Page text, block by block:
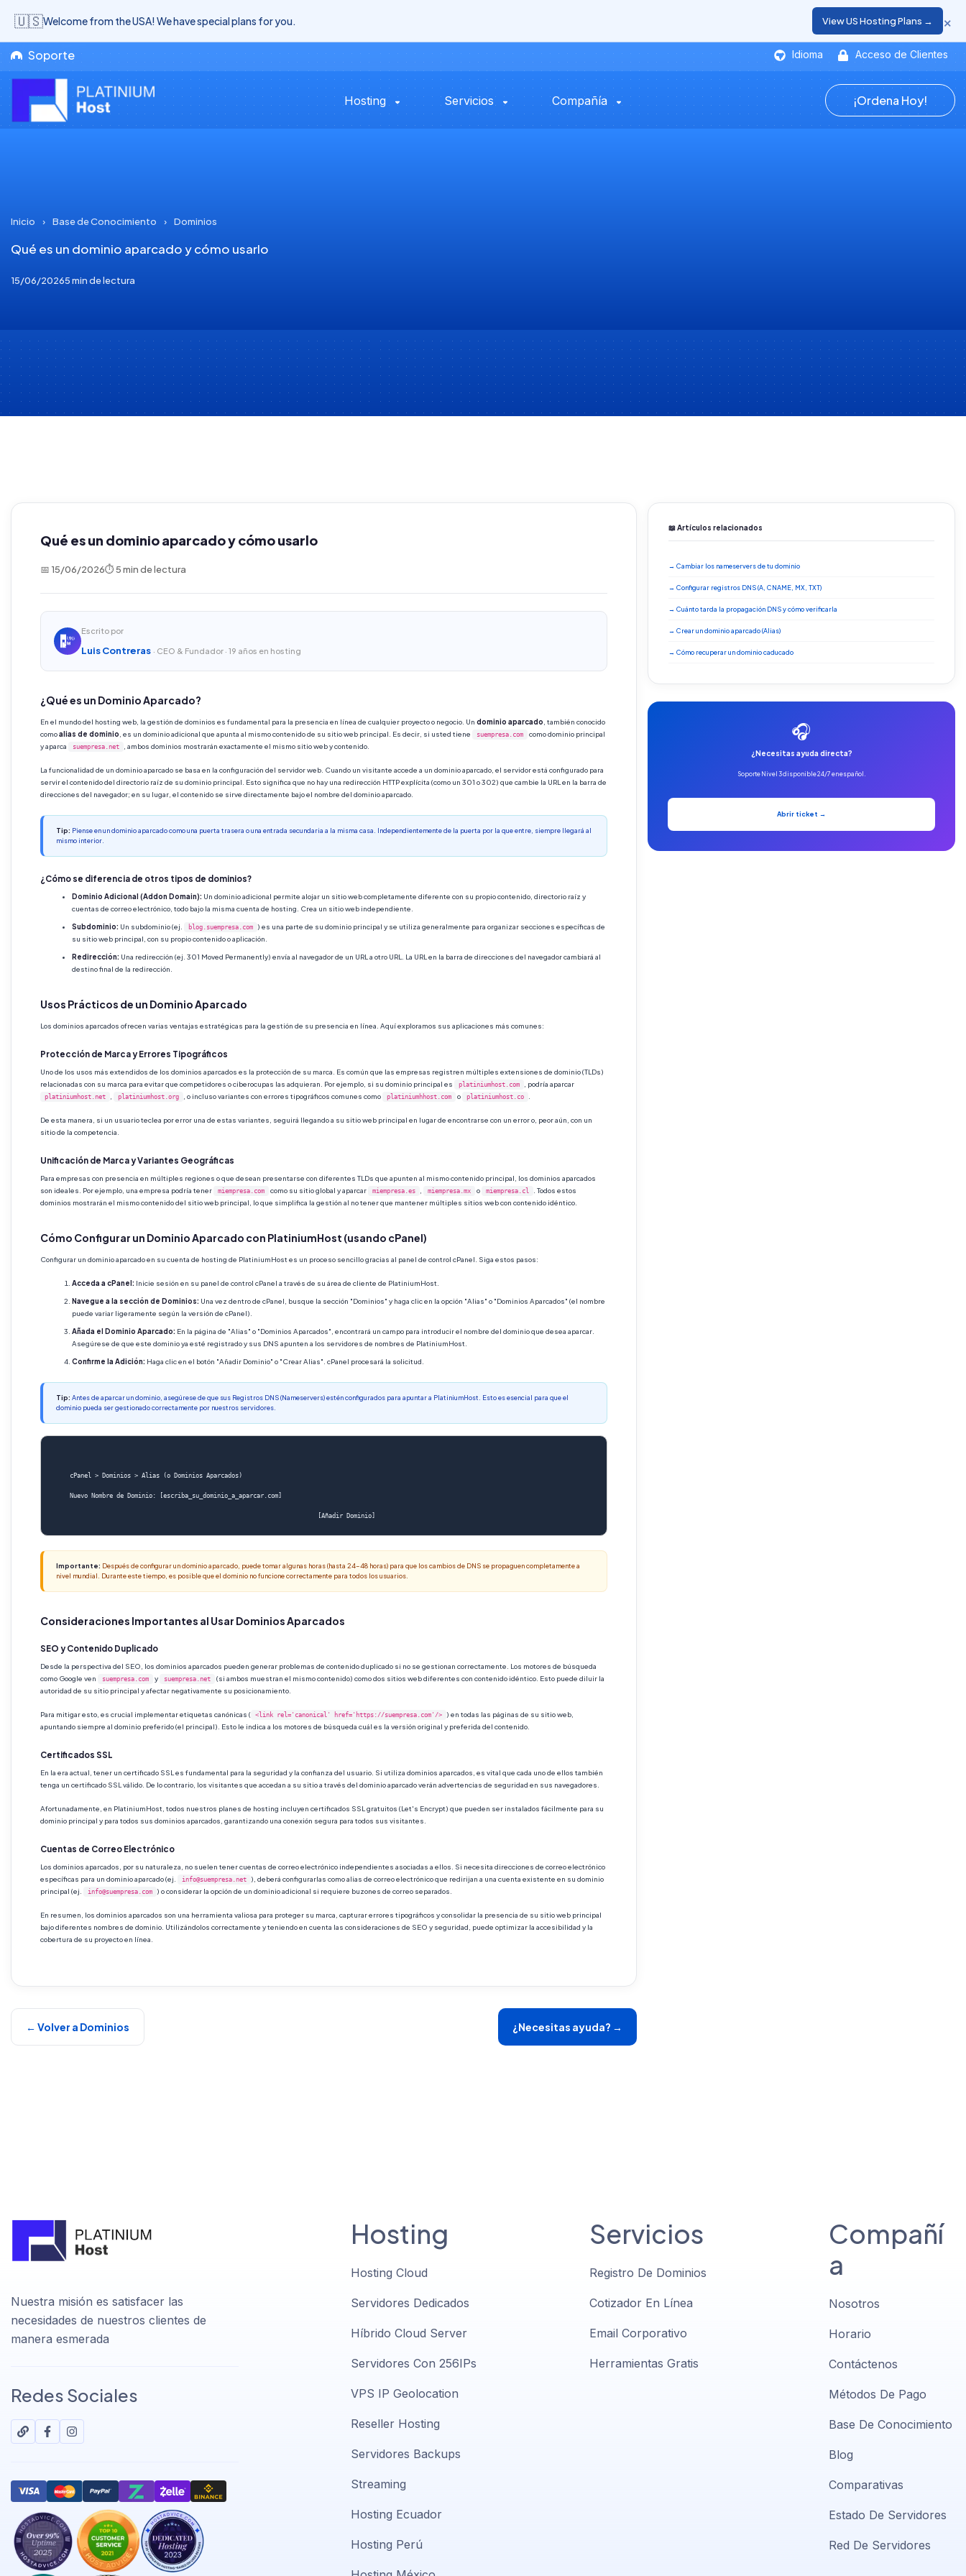
Soporte Idioma Acceso de Clientes
Hosting Servicios Compañía ¡Ordena Hoy!
🇺🇸Welcome from the USA! We have special plans for you. View US Hosting Plans → ×
Inicio › Base de Conocimiento › Dominios
Qué es un dominio aparcado y cómo usarlo
15/06/20265 min de lectura
Qué es un dominio aparcado y cómo usarlo
📅 15/06/2026⏱ 5 min de lectura
Escrito por
Luis Contreras · CEO & Fundador · 19 años en hosting
¿Qué es un Dominio Aparcado?
En el mundo del hosting web, la gestión de dominios es fundamental para la presencia en línea de cualquier proyecto o negocio. Un dominio aparcado , también conocido
comoalias de dominio , es un dominio adicional que apunta al mismo contenido de su sitio web principal. Es decir, si usted tiene suempresa.com
como dominio principal
y aparca
suempresa.net , ambos dominios mostrarán exactamente el mismo sitio web y contenido.
La funcionalidad de un dominio aparcado se basa en la configuración del servidor web. Cuando un visitante accede a un dominio aparcado, el servidor está configurado para
servir el contenido del directorio raíz de su dominio principal. Esto significa que no hay una redirección HTTP explícita (como un 301 o 302) que cambie la URL en la barra de
direcciones del navegador; en su lugar, el contenido se sirve directamente bajo el nombre del dominio aparcado.
Tip: Piense en un dominio aparcado como una puerta trasera o una entrada secundaria a la misma casa. Independientemente de la puerta por la que entre, siempre llegará al
mismo interior.
¿Cómo se diferencia de otros tipos de dominios?
Dominio Adicional (Addon Domain): Un dominio adicional permite alojar un sitio web completamente diferente con su propio contenido, directorio raíz y
cuentas de correo electrónico, todo bajo la misma cuenta de hosting. Crea un sitio web independiente.
Subdominio: Un subdominio (ej. blog.suempresa.com
) es una parte de su dominio principal y se utiliza generalmente para organizar secciones específicas de
su sitio web principal, con su propio contenido o aplicación.
Redirección: Una redirección (ej. 301 Moved Permanently) envía al navegador de un URL a otro URL. La URL en la barra de direcciones del navegador cambiará al
destino final de la redirección.
Usos Prácticos de un Dominio Aparcado
Los dominios aparcados ofrecen varias ventajas estratégicas para la gestión de su presencia en línea. Aquí exploramos sus aplicaciones más comunes:
Protección de Marca y Errores Tipográficos
Uno de los usos más extendidos de los dominios aparcados es la protección de su marca. Es común que las empresas registren múltiples extensiones de dominio (TLDs)
relacionadas con su marca para evitar que competidores o ciberocupas las adquieran. Por ejemplo, si su dominio principal es
platiniumhost.com , podría aparcar
platiniumhost.net platiniumhost.org , o incluso variantes con errores tipográficos comunes como platiniumhhost.com o platiniumhost.co
De esta manera, si un usuario teclea por error una de estas variantes, seguirá llegando a su sitio web principal en lugar de encontrarse con un error o, peor aún, con un
sitio de la competencia.
Unificación de Marca y Variantes Geográficas
Para empresas con presencia en múltiples regiones o que desean presentarse con diferentes TLDs que apunten al mismo contenido principal, los dominios aparcados
son ideales. Por ejemplo, una empresa podría tener
miempresa.com como su sitio global y aparcar miempresa.es miempresa.mx o miempresa.cl
. Todos estos
dominios mostrarán el mismo contenido del sitio web principal, lo que simplifica la gestión al no tener que mantener múltiples sitios web con contenido idéntico.
Cómo Configurar un Dominio Aparcado con PlatiniumHost (usando cPanel)
Configurar un dominio aparcado en su cuenta de hosting de PlatiniumHost es un proceso sencillo gracias al panel de control cPanel. Siga estos pasos:
Acceda a cPanel: Inicie sesión en su panel de control cPanel a través de su área de cliente de PlatiniumHost.
Navegue a la sección de Dominios: Una vez dentro de cPanel, busque la sección "Dominios" y haga clic en la opción "Alias" o "Dominios Aparcados" (el nombre
puede variar ligeramente según la versión de cPanel).
Añada el Dominio Aparcado: En la página de "Alias" o "Dominios Aparcados", encontrará un campo para introducir el nombre del dominio que desea aparcar.
Asegúrese de que este dominio ya esté registrado y sus DNS apunten a los servidores de nombres de PlatiniumHost.
Confirme la Adición: Haga clic en el botón "Añadir Dominio" o "Crear Alias". cPanel procesará la solicitud.
Tip: Antes de aparcar un dominio, asegúrese de que sus Registros DNS (Nameservers) estén configurados para apuntar a PlatiniumHost. Esto es esencial para que el
dominio pueda ser gestionado correctamente por nuestros servidores.
    cPanel > Dominios > Alias (o Dominios Aparcados)
    Nuevo Nombre de Dominio: [escriba_su_dominio_a_aparcar.com]
Importante: Después de configurar un dominio aparcado, puede tomar algunas horas (hasta 24-48 horas) para que los cambios de DNS se propaguen completamente a
nivel mundial. Durante este tiempo, es posible que el dominio no funcione correctamente para todos los usuarios.
Consideraciones Importantes al Usar Dominios Aparcados
SEO y Contenido Duplicado
Desde la perspectiva del SEO, los dominios aparcados pueden generar problemas de contenido duplicado si no se gestionan correctamente. Los motores de búsqueda
como Google ven
suempresa.com y suempresa.net
(si ambos muestran el mismo contenido) como dos sitios web diferentes con contenido idéntico. Esto puede diluir la
autoridad de su sitio principal y afectar negativamente su posicionamiento.
Para mitigar esto, es crucial implementar etiquetas canónicas ( <link rel='canonical' href='https://suempresa.com'/>
) en todas las páginas de su sitio web,
apuntando siempre al dominio preferido (el principal). Esto le indica a los motores de búsqueda cuál es la versión original y preferida del contenido.
Certificados SSL
En la era actual, tener un certificado SSL es fundamental para la seguridad y la confianza del usuario. Si utiliza dominios aparcados, es vital que cada uno de ellos también
tenga un certificado SSL válido. De lo contrario, los visitantes que accedan a su sitio a través del dominio aparcado verán advertencias de seguridad en sus navegadores.
Afortunadamente, en PlatiniumHost, todos nuestros planes de hosting incluyen certificados SSL gratuitos (Let's Encrypt) que pueden ser instalados fácilmente para su
dominio principal y para todos sus dominios aparcados, garantizando una conexión segura para todos sus visitantes.
Cuentas de Correo Electrónico
Los dominios aparcados, por su naturaleza, no suelen tener cuentas de correo electrónico independientes asociadas a ellos. Si necesita direcciones de correo electrónico
específicas para un dominio aparcado (ej.
info@suempresa.net
), deberá configurarlas como alias de correo electrónico que redirijan a una cuenta existente en su dominio
principal (ej.
info@suempresa.com ) o considerar la opción de un dominio adicional si requiere buzones de correo separados.
En resumen, los dominios aparcados son una herramienta valiosa para proteger su marca, capturar errores tipográficos y consolidar la presencia de su sitio web principal
bajo diferentes nombres de dominio. Utilizándolos correctamente y teniendo en cuenta las consideraciones de SEO y seguridad, puede optimizar la accesibilidad y la
cobertura de su proyecto en línea.
← Volver a Dominios ¿Necesitas ayuda? →
📖 Artículos relacionados
→ Cambiar los nameservers de tu dominio
→ Configurar registros DNS (A, CNAME, MX, TXT)
→ Cuánto tarda la propagación DNS y cómo verificarla
→ Crear un dominio aparcado (Alias)
→ Cómo recuperar un dominio caducado
🎧
¿Necesitas ayuda directa?
Soporte Nivel 3 disponible 24/7 en español.
Abrir ticket →
Nuestra misión es satisfacer las
necesidades de nuestros clientes de
manera esmerada
Redes Sociales
Hosting
Hosting Cloud
Servidores Dedicados
Híbrido Cloud Server
Servidores Con 256IPs
VPS IP Geolocation
Reseller Hosting
Servidores Backups
Streaming
Hosting Ecuador
Hosting Perú
Servicios
Registro De Dominios
Cotizador En Línea
Email Corporativo
Herramientas Gratis
Compañí
a
Nosotros
Horario
Contáctenos
Métodos De Pago
Base De Conocimiento
Blog
Comparativas
Estado De Servidores
Red De Servidores